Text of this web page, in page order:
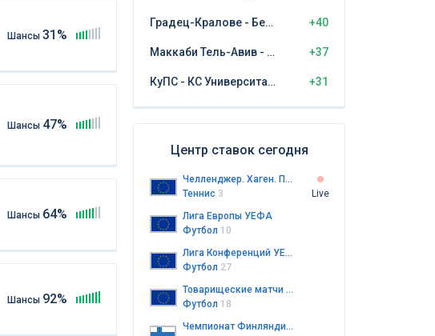
Шансы 31%
Шансы 47%
Шансы 64%
Шансы 92%
Градец-Кралове - Бешикташ +40
Маккаби Тель-Авив - ЦСКА София +37
КуПС - КС Университатя Крайова +31
Центр ставок сегодня
Челленджер. Хаген. Пары
Теннис 3
Live
Лига Европы УЕФА
Футбол 10
Лига Конференций УЕФА
Футбол 27
Товарищеские матчи клубов
Футбол 18
Чемпионат Финляндии. Колмонен. 3-й дивизион